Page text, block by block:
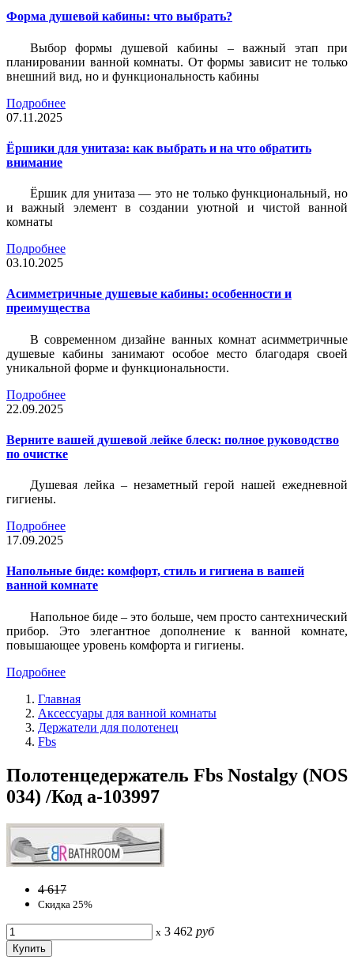
Форма душевой кабины: что выбрать?
Выбор формы душевой кабины – важный этап при
планировании ванной комнаты. От формы зависит не только
внешний вид, но и функциональность кабины
Подробнее
07.11.2025
Ёршики для унитаза: как выбрать и на что обратить
внимание
Ёршик для унитаза — это не только функциональный, но
и важный элемент в создании уютной и чистой ванной
комнаты
Подробнее
03.10.2025
Асимметричные душевые кабины: особенности и
преимущества
В современном дизайне ванных комнат асимметричные
душевые кабины занимают особое место благодаря своей
уникальной форме и функциональности.
Подробнее
22.09.2025
Верните вашей душевой лейке блеск: полное руководство
по очистке
Душевая лейка – незаметный герой нашей ежедневной
гигиены.
Подробнее
17.09.2025
Напольные биде: комфорт, стиль и гигиена в вашей
ванной комнате
Напольное биде – это больше, чем просто сантехнический
прибор. Это элегантное дополнение к ванной комнате,
повышающее уровень комфорта и гигиены.
Подробнее
Главная
Аксессуары для ванной комнаты
Держатели для полотенец
Fbs
Полотенцедержатель Fbs Nostalgy (NOS
034) /Код a-103997
4 617
Скидка 25%
x 3 462 руб